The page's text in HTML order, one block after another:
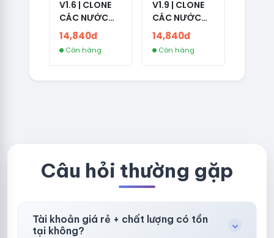
V1.6 | CLONE
CÁC NƯỚC
CÓ 2FA -
GERMANY -
TKQC TẠO
LIVE ADS - VER
14,840đ
Còn hàng
V1.9 | CLONE
CÁC NƯỚC
CÓ 2FA -
THAILAND -
VER MAIL
COM - CLONE
14,840đ
Còn hàng
Câu hỏi thường gặp
Tài khoản giá rẻ + chất lượng có tồn
tại không?